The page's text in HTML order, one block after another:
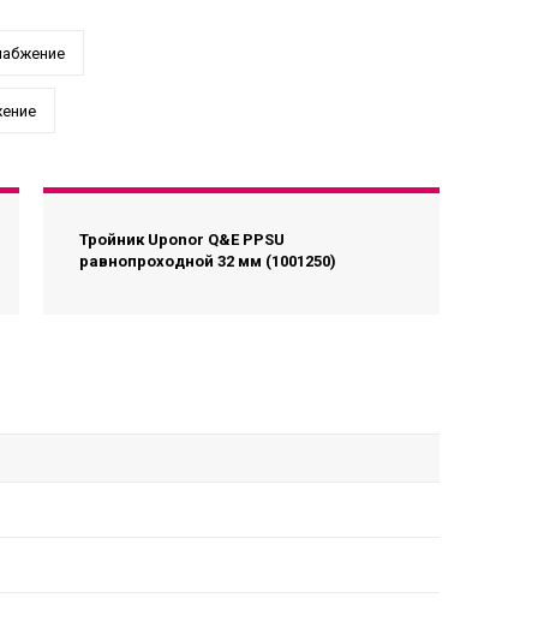
Тройник Uponor Q&E PPSU
равнопроходной 32 мм (1001250)